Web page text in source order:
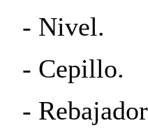
- Nivel.
- Cepillo.
-